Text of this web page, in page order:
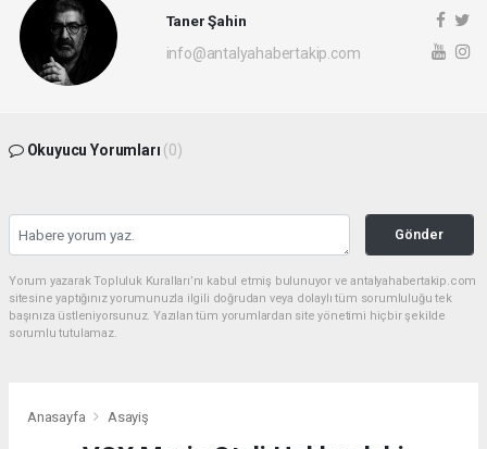
Taner Şahin
info@antalyahabertakip.com
Okuyucu Yorumları (0)
Gönder
Yorum yazarak Topluluk Kuralları’nı kabul etmiş bulunuyor ve antalyahabertakip.com
sitesine yaptığınız yorumunuzla ilgili doğrudan veya dolaylı tüm sorumluluğu tek
başınıza üstleniyorsunuz. Yazılan tüm yorumlardan site yönetimi hiçbir şekilde
sorumlu tutulamaz.
Anasayfa Asayiş